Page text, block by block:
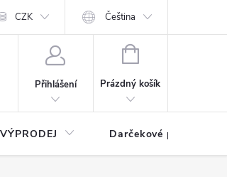
CZK Čeština
Přihlášení
NÁKUPNÍ
Prázdný košík
VÝPRODEJ Darčekové poukážky